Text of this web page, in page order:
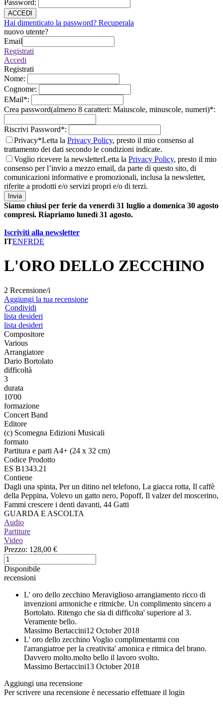
Password:
ACCEDI
Hai dimenticato la password? Recuperala
nuovo utente?
Email
Registrati
Accedi
Registrati
Nome:
Cognome:
EMail*:
Crea password(almeno 8 caratteri: Maiuscole, minuscole, numeri)*:
Riscrivi Password*:
Privacy*Letta la Privacy Policy, presto il mio consenso al
trattamento dei dati secondo le condizioni indicate.
Voglio ricevere la newsletterLetta la Privacy Policy, presto il mio
consenso per l’invio a mezzo email, da parte di questo sito, di
comunicazioni informative e promozionali, inclusa la newsletter,
riferite a prodotti e/o servizi propri e/o di terzi.
Invia
Siamo chiusi per ferie da venerdì 31 luglio a domenica 30 agosto
compresi. Riapriamo lunedì 31 agosto.
Iscriviti alla newsletter
ITENFRDE
L'ORO DELLO ZECCHINO
2 Recensione/i
Aggiungi la tua recensione
Condividi
lista desideri
lista desideri
Compositore
Various
Arrangiatore
Dario Bortolato
difficoltà
3
durata
10'00
formazione
Concert Band
Editore
(c) Scomegna Edizioni Musicali
formato
Partitura e parti A4+ (24 x 32 cm)
Codice Prodotto
ES B1343.21
Contiene
Dagli una spinta, Per un ditino nel telefono, La giacca rotta, Il caffè
della Peppina, Volevo un gatto nero, Popoff, Il valzer del moscerino,
Fammi crescere i denti davanti, 44 Gatti
GUARDA E ASCOLTA
Audio
Partiture
Video
Prezzo: 128,00 €
Disponibile
recensioni
L' oro dello zecchino Meraviglioso arrangiamento ricco di
invenzioni armoniche e ritmiche. Un complimento sincero a
Bortolato. Ritengo che sia di difficolta' superiore al 3.
Veramente bello.
Massimo Bertaccini12 October 2018
L' oro dello zecchino Voglio complimentarmi con
l'arrangiatroe per la creativita' amonica e ritmica del brano.
Davvero molto.molto bello il lavoro svolto.
Massimo Bertaccini13 October 2018
Aggiungi una recensione
Per scrivere una recensione è necessario effettuare il login